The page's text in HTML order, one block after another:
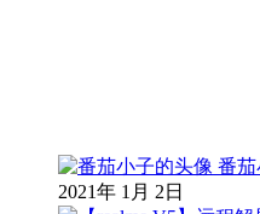
番茄
2021年 1月 2日